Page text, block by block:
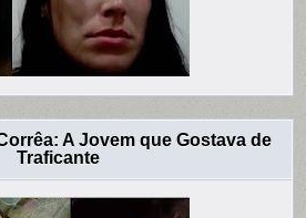
A Jovem que Gostava de
Traficante